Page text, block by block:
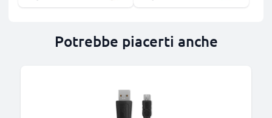
Potrebbe piacerti anche